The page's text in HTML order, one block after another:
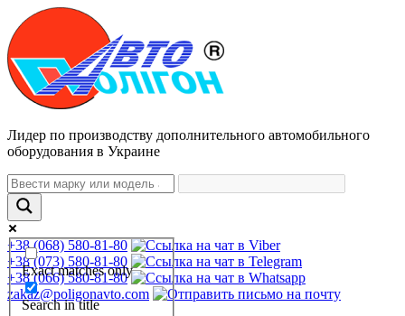
Лидер по производству дополнительного автомобильного
оборудования в Украине
Exact matches only
Search in title
+38 (068) 580-81-80
+38 (073) 580-81-80
+38 (066) 580-81-80
zakaz@poligonavto.com